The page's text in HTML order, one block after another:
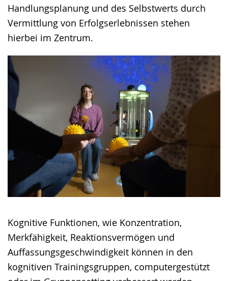
Handlungsplanung und des Selbstwerts durch
Vermittlung von Erfolgserlebnissen stehen
hierbei im Zentrum.
Kognitive Funktionen, wie Konzentration,
Merkfähigkeit, Reaktionsvermögen und
Auffassungsgeschwindigkeit können in den
kognitiven Trainingsgruppen, computergestützt